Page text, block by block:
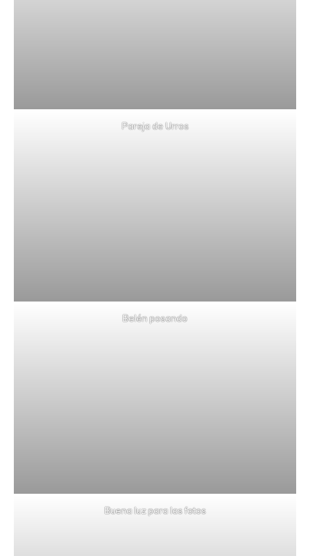
Pareja de Urros
Belén posando
Buena luz para las fotos